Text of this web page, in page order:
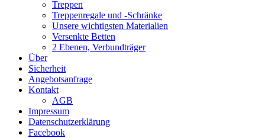
Treppen
Treppenregale und -Schränke
Unsere wichtigsten Materialien
Versenkte Betten
2 Ebenen, Verbundträger
Über
Sicherheit
Angebotsanfrage
Kontakt
AGB
Impressum
Datenschutzerklärung
Facebook